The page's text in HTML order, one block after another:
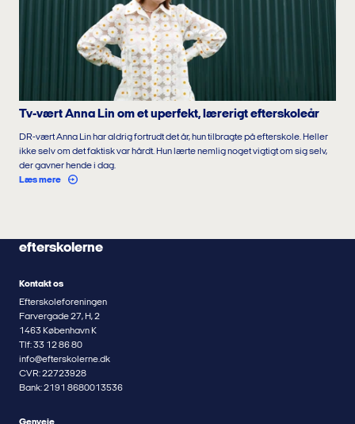
Tv-vært Anna Lin om et uperfekt, lærerigt efterskoleår
DR-vært Anna Lin har aldrig fortrudt det år, hun tilbragte på efterskole. Heller
ikke selv om det faktisk var hårdt. Hun lærte nemlig noget vigtigt om sig selv,
der gavner hende i dag.
Læs mere
efterskolerne
Kontakt os
Efterskoleforeningen
Farvergade 27, H, 2
1463 København K
Tlf: 33 12 86 80
info@efterskolerne.dk
CVR: 22723928
Bank: 2191 8680013536